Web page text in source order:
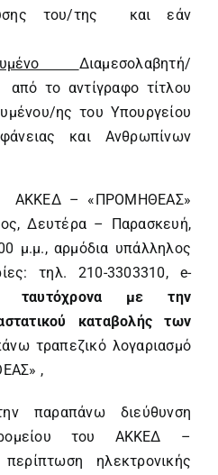
του/της και εάν
Διαμεσολαβητή/
από το αντίγραφο τίτλου
ης του Υπουργείου
και Ανθρωπίνων
ΑΚΚΕΔ – «ΠΡΟΜΗΘΕΑΣ»
Δευτέρα – Παρασκευή,
μ.μ., αρμόδια υπάλληλος
τηλ. 210-3303310, e-
ταυτόχρονα με την
καταβολής των
τραπεζικό λογαριασμό
,
παραπάνω διεύθυνση
του ΑΚΚΕΔ –
ηλεκτρονικής